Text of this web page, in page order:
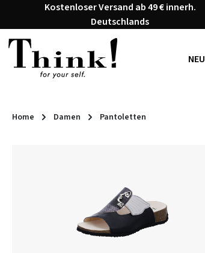
Hauptinhalt springen
Zur Suche springen
Zur Hauptnavigation springen
Kostenloser Versand ab 49 € innerh.
Deutschlands
NEU
Home Damen Pantoletten